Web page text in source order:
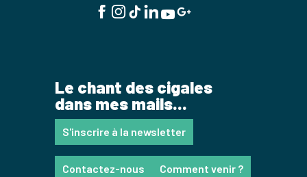
Le chant des cigales
dans mes mails...
S'inscrire à la newsletter
Contactez-nous Comment venir ?